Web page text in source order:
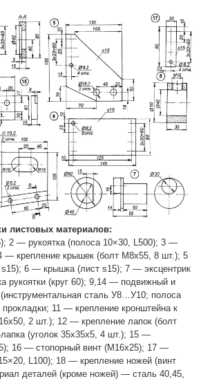
листовых материалов:
2 — рукоятка (полоса 10×30, L500); 3 —
— крепление крышек (болт М8х55, 8 шт.); 5
6 — крышка (лист s15); 7 — эксцентрик
рукоятки (круг 60); 9,14 — подвижный и
сталь У8…У10; полоса
11 — крепление кронштейна к
2 шт.); 12 — крепление лапок (болт
(уголок 35x35x5, 4 шт.); 15 —
16 — стопорный винт (M16x25); 17 —
L100); 18 — крепление ножей (винт
деталей (кроме ножей) — сталь 40,45,